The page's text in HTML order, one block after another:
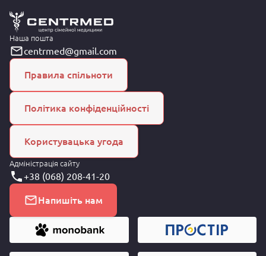
Наша пошта
centrmed@gmail.com
Правила спільноти
Політика конфіденційності
Користувацька угода
Адміністрація сайту
+38 (068) 208-41-20
Напишіть нам